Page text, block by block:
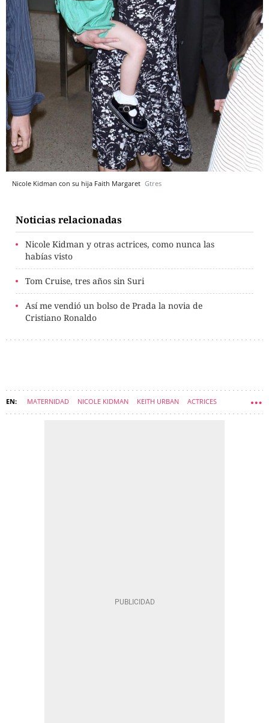
Nicole Kidman con su hija Faith Margaret Gtres
Noticias relacionadas
Nicole Kidman y otras actrices, como nunca las
habías visto
Tom Cruise, tres años sin Suri
Así me vendió un bolso de Prada la novia de
Cristiano Ronaldo
MATERNIDAD NICOLE KIDMAN KEITH URBAN ACTRICES